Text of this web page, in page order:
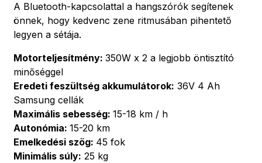
A Bluetooth-kapcsolattal a hangszórók segítenek
önnek, hogy kedvenc zene ritmusában pihentető
legyen a sétája.
Motorteljesítmény: 350W x 2 a legjobb öntisztító
minőséggel
Eredeti feszültség akkumulátorok: 36V 4 Ah
Samsung cellák
Maximális sebesség: 15-18 km / h
Autonómia: 15-20 km
Emelkedési szög: 45 fok
Minimális súly: 25 kg